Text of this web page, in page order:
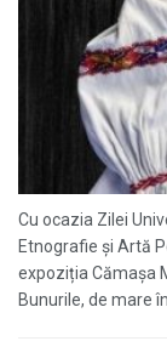
Cu ocazia Zilei
Etnografie și Artă
expoziția Cămașa
Bunurile, de mare